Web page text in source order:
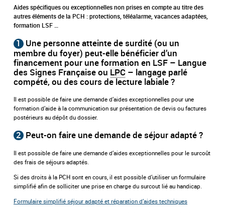
Aides spécifiques ou exceptionnelles non prises en compte au titre des
autres éléments de la PCH : protections, téléalarme, vacances adaptées,
formation LSF …
1 Une personne atteinte de surdité (ou un
membre du foyer) peut-elle bénéficier d’un
financement pour une formation en LSF – Langue
des Signes Française ou LPC – langage parlé
compété, ou des cours de lecture labiale ?
Il est possible de faire une demande d’aides exceptionnelles pour une
formation d’aide à la communication sur présentation de devis ou factures
postérieurs au dépôt du dossier.
2 Peut-on faire une demande de séjour adapté ?
Il est possible de faire une demande d’aides exceptionnelles pour le surcoût
des frais de séjours adaptés.
Si des droits à la PCH sont en cours, il est possible d’utiliser un formulaire
simplifié afin de solliciter une prise en charge du surcout lié au handicap.
Formulaire simplifié séjour adapté et réparation d’aides techniques